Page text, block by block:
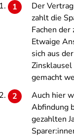
Der
zahlt die
Fachen
Etwaige
sich aus
gemacht
Auch hier
Abfindung
gezahlten